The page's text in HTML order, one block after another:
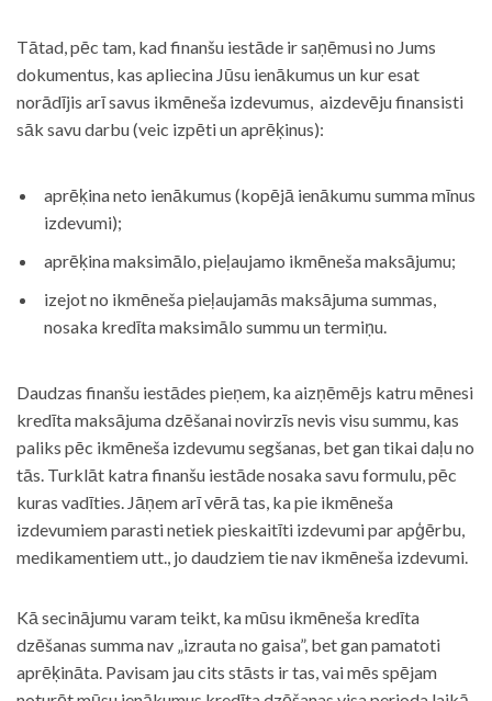
Tātad, pēc tam, kad finanšu iestāde ir saņēmusi no Jums
dokumentus, kas apliecina Jūsu ienākumus un kur esat
norādījis arī savus ikmēneša izdevumus, aizdevēju finansisti
sāk savu darbu (veic izpēti un aprēķinus):
aprēķina neto ienākumus (kopējā ienākumu summa mīnus
izdevumi);
aprēķina maksimālo, pieļaujamo ikmēneša maksājumu;
izejot no ikmēneša pieļaujamās maksājuma summas,
nosaka kredīta maksimālo summu un termiņu.
Daudzas finanšu iestādes pieņem, ka aizņēmējs katru mēnesi
kredīta maksājuma dzēšanai novirzīs nevis visu summu, kas
paliks pēc ikmēneša izdevumu segšanas, bet gan tikai daļu no
tās. Turklāt katra finanšu iestāde nosaka savu formulu, pēc
kuras vadīties. Jāņem arī vērā tas, ka pie ikmēneša
izdevumiem parasti netiek pieskaitīti izdevumi par apģērbu,
medikamentiem utt., jo daudziem tie nav ikmēneša izdevumi.
Kā secinājumu varam teikt, ka mūsu ikmēneša kredīta
dzēšanas summa nav „izrauta no gaisa”, bet gan pamatoti
aprēķināta. Pavisam jau cits stāsts ir tas, vai mēs spējam